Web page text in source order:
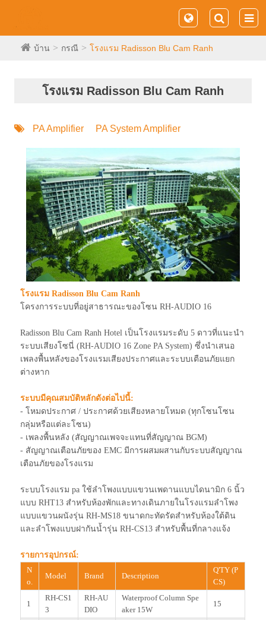
บ้าน กรณี โรงแรม Radisson Blu Cam Ranh
โรงแรม Radisson Blu Cam Ranh
PA Amplifier PA System Amplifier
โรงแรม Radisson Blu Cam Ranh
โครงการระบบที่อยู่สาธารณะของโซน RH-AUDIO 16
Radisson Blu Cam Ranh Hotel เป็นโรงแรมระดับ 5 ดาวที่แนะนำ
ระบบเสียงโซนี่ (RH-AUDIO 16 Zone PA System) ซึ่งนำเสนอ
เพลงพื้นหลังของโรงแรมเสียงประกาศและระบบเตือนภัยแยก
ต่างหาก
ระบบมีคุณสมบัติหลักดังต่อไปนี้:
- โหมดประกาศ / ประกาศด้วยเสียงหลายโหมด (ทุกโซนโซน
กลุ่มหรือแต่ละโซน)
- เพลงพื้นหลัง (สัญญาณเพจจะแทนที่สัญญาณ BGM)
- สัญญาณเตือนภัยของ EMC มีการผสมผสานกับระบบสัญญาณ
เตือนภัยของโรงแรม
ระบบโรงแรม pa ใช้ลำโพงแบบแขวนเพดานแบบไดนามิก 6 นิ้ว
แบบ RHT13 สำหรับห้องพักและทางเดินภายในโรงแรมลำโพง
แบบแขวนผนังรุ่น RH-MS18 ขนาดกะทัดรัดสำหรับห้องใต้ดิน
และลำโพงแบบฝากันน้ำรุ่น RH-CS13 สำหรับพื้นที่กลางแจ้ง
รายการอุปกรณ์:
N
o.
Model Brand Description
Q'TY (P
CS)
1
RH-CS1
3
RH-AU
DIO
Waterproof Column Spe
aker 15W
15